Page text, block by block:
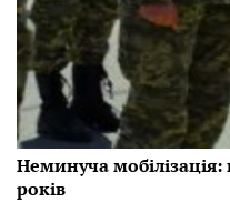
Неминуча
років